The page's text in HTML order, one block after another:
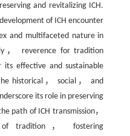
and revitalizing ICH.
of ICH encounter
and multifaceted nature in
， reverence for tradition
its effective and sustainable
historical， social， and
its role in preserving
path of ICH transmission，
of tradition， fostering